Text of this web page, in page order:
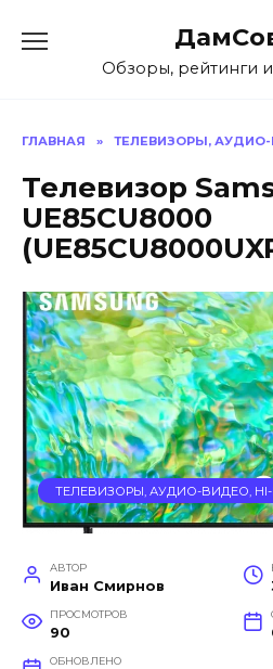
содержаниюОбзоры, рейтинги
ГЛАВНАЯ » ТЕЛЕВИЗОРЫ, АУДИО-
Телевизор
UE85CU8000
ТЕЛЕВИЗОРЫ, АУДИО-ВИДЕО, HI-
АВТОР
Иван Смирнов
ПРОСМОТРОВ
90
ОБНОВЛЕНО